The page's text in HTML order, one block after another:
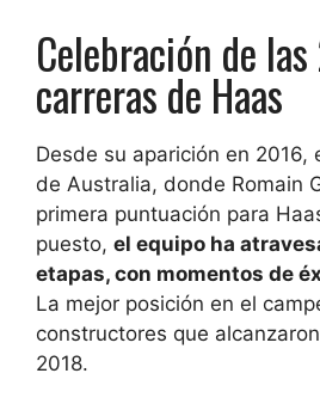
Celebración de
carreras de Haas
Desde su aparición en 2016,
de Australia, donde Romain
primera puntuación para
puesto, el equipo ha
etapas, con momentos de
La mejor posición en el
constructores que
2018.